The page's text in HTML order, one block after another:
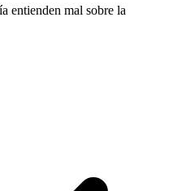
entienden mal sobre la